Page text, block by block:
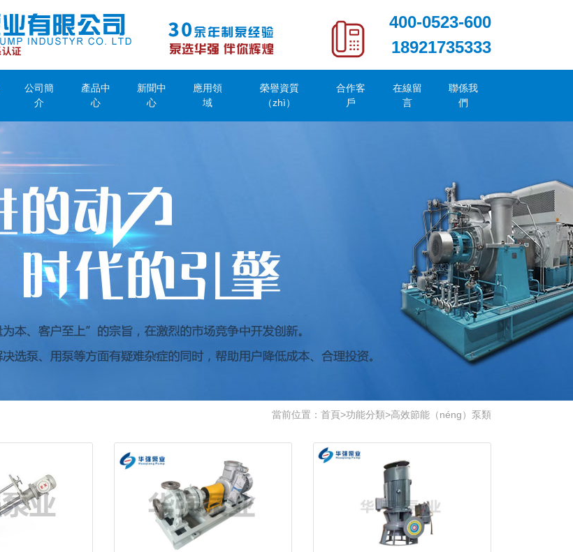
400-0523-600
18921735333
公司簡
介
產品中
心
新聞中
心
應用領
域
榮譽資質
（zhì）
合作客
戶
在線留
言
聯係我
們
當前位置： 首頁>功能分類>高效節能（néng）泵類